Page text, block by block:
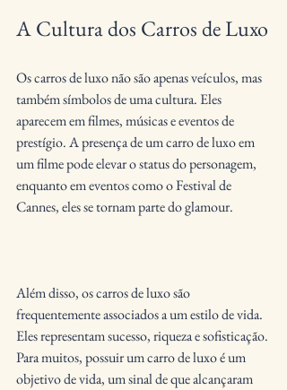
A Cultura dos Carros de Luxo
Os carros de luxo não são apenas veículos, mas
também símbolos de uma cultura. Eles
aparecem em filmes, músicas e eventos de
prestígio. A presença de um carro de luxo em
um filme pode elevar o status do personagem,
enquanto em eventos como o Festival de
Cannes, eles se tornam parte do glamour.
Além disso, os carros de luxo são
frequentemente associados a um estilo de vida.
Eles representam sucesso, riqueza e sofisticação.
Para muitos, possuir um carro de luxo é um
objetivo de vida, um sinal de que alcançaram